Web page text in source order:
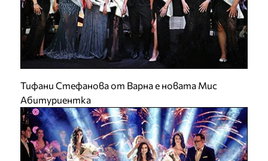
Тифани Стефанова от Варна е новата Мис
Абитуриентка